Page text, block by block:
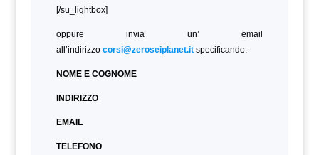
[/su_lightbox]
oppure invia un’ email
all’indirizzo corsi@zeroseiplanet.itspecificando:
NOME E COGNOME
INDIRIZZO
EMAIL
TELEFONO